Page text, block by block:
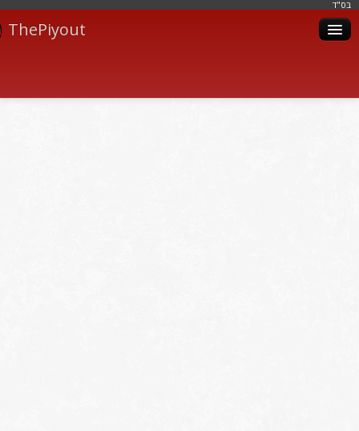
בּס"ד
ThePiyout